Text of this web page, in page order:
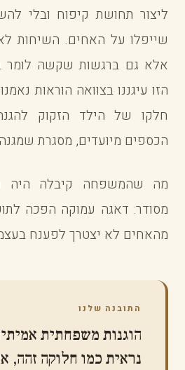
ליצור תחושת קיפוח ובלי
שייפלו על האחים. השיחות
אלא גם ברגשות שקשה לומר
הזו עיגננו בצוואה הוראות
חלקו של הילד הזקוק
הכספים מיועדים, מסגרת שמגנה
מה שהמשפחה קיבלה היה
מסודר: דאגה עמוקה הפכה
מהאחים לא יצטרך לפענח
התובנה שלנו
הוגנות משפחתית
נראית כמו חלוקה זהה,